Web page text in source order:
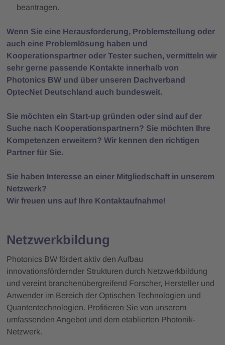
beantragen.
Wenn Sie eine Herausforderung, Problemstellung oder
auch eine Problemlösung haben und
Kooperationspartner oder Tester suchen, vermitteln wir
sehr gerne passende Kontakte innerhalb von
Photonics BW und über unseren Dachverband
OptecNet Deutschland auch bundesweit.
Sie möchten ein Start-up gründen oder sind auf der
Suche nach Kooperationspartnern? Sie möchten Ihre
Kompetenzen erweitern? Wir kennen den richtigen
Partner für Sie.
Sie haben Interesse an einer Mitgliedschaft in unserem
Netzwerk?
Wir freuen uns auf Ihre Kontaktaufnahme!
Netzwerkbildung
Photonics BW fördert aktiv den Aufbau
innovationsfördernder Strukturen durch Netzwerkbildung
und vereint branchenübergreifend Forscher, Hersteller und
Anwender im Bereich der Optischen Technologien und
Quantentechnologien. Profitieren Sie von unserem
umfassenden Angebot und dem etablierten Photonik-
Netzwerk.